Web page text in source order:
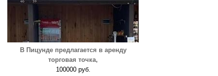
В Пицунде предлагается в аренду
торговая точка,
100000 руб.